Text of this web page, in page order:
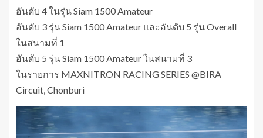
อันดับ 4 ในรุ่น Siam 1500 Amateur
อันดับ 3 รุ่น Siam 1500 Amateur และอันดับ 5 รุ่น Overall
ในสนามที่ 1
อันดับ 5 รุ่น Siam 1500 Amateur ในสนามที่ 3
ในรายการ MAXNITRON RACING SERIES @BIRA
Circuit, Chonburi